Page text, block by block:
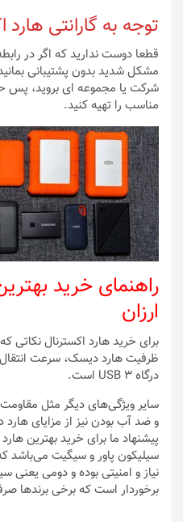
توجه به گارانتی هارد
قطعا دوست ندارید که اگر در
مشکل شدید بدون پشتیبانی
شرکت یا مجموعه ای بروید، پس
مناسب را تهیه کنید.
راهنمای خرید
ارزان
برای خرید هارد اکسترنال نکاتی
ظرفیت هارد دیسک، سرعت انتقال
درگاه USB 3 است.
سایر ویژگی‌های دیگر مثل
و ضد آب بودن نیز از مزایای
پیشنهاد ما برای خرید بهترین
سیلیکون پاور و سیگیت می‌باشد
نیاز و امنیتی بوده و دومی یعنی
برخوردار است که برخی برندها